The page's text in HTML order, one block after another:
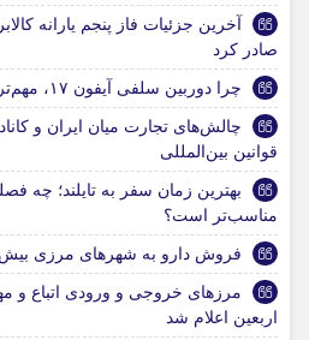
آخرین جزئیات فاز پنجم یارانه
صادر کرد
چرا دوربین سلفی آیفون ۱۷، مهم‌ترین ارتقاء امسال اپل است؟
چالش‌های تجارت میان ایران و
قوانین بین‌المللی
بهترین زمان سفر به تایلند؛ چه
مناسب‌تر است؟
فروش دارو به شهرهای مرزی بیش
مرزهای خروجی و ورودی اتباع و
اربعین اعلام شد